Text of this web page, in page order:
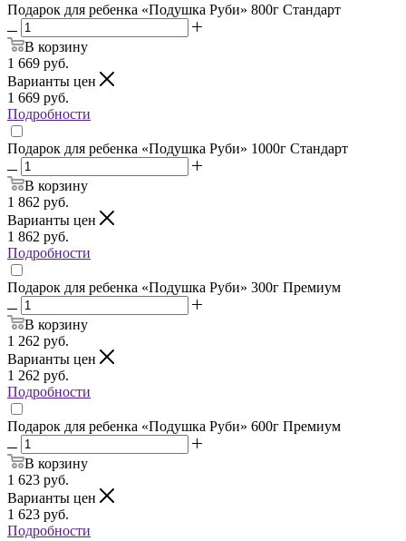
Подарок для ребенка «Подушка Руби» 800г Стандарт
В корзину
1 669 руб.
Варианты цен
1 669 руб.
Подробности
Подарок для ребенка «Подушка Руби» 1000г Стандарт
В корзину
1 862 руб.
Варианты цен
1 862 руб.
Подробности
Подарок для ребенка «Подушка Руби» 300г Премиум
В корзину
1 262 руб.
Варианты цен
1 262 руб.
Подробности
Подарок для ребенка «Подушка Руби» 600г Премиум
В корзину
1 623 руб.
Варианты цен
1 623 руб.
Подробности